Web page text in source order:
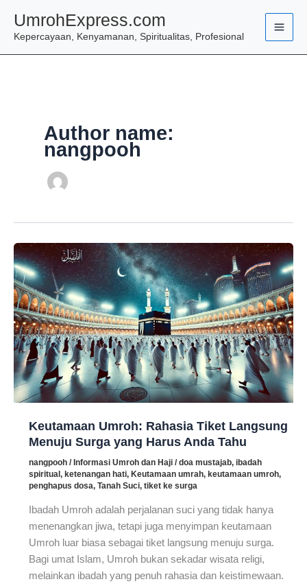
content
UmrohExpress.com
Kepercayaan, Kenyamanan, Spiritualitas, Profesional
Author name:
nangpooh
Keutamaan Umroh: Rahasia Tiket Langsung
Menuju Surga yang Harus Anda Tahu
nangpooh / Informasi Umroh dan Haji/doa mustajab, ibadah
spiritual , ketenangan hati, Keutamaan umrah, keutamaan umroh,
penghapus dosa, Tanah Suci, tiket ke surga
Ibadah Umroh adalah perjalanan suci yang tidak hanya
menenangkan jiwa, tetapi juga menyimpan keutamaan
Umroh luar biasa sebagai tiket langsung menuju surga.
Bagi umat Islam, Umroh bukan sekadar wisata religi,
melainkan ibadah yang penuh rahasia dan keistimewaan.